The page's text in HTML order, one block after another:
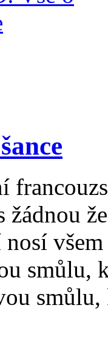
žádnou
smůlu,